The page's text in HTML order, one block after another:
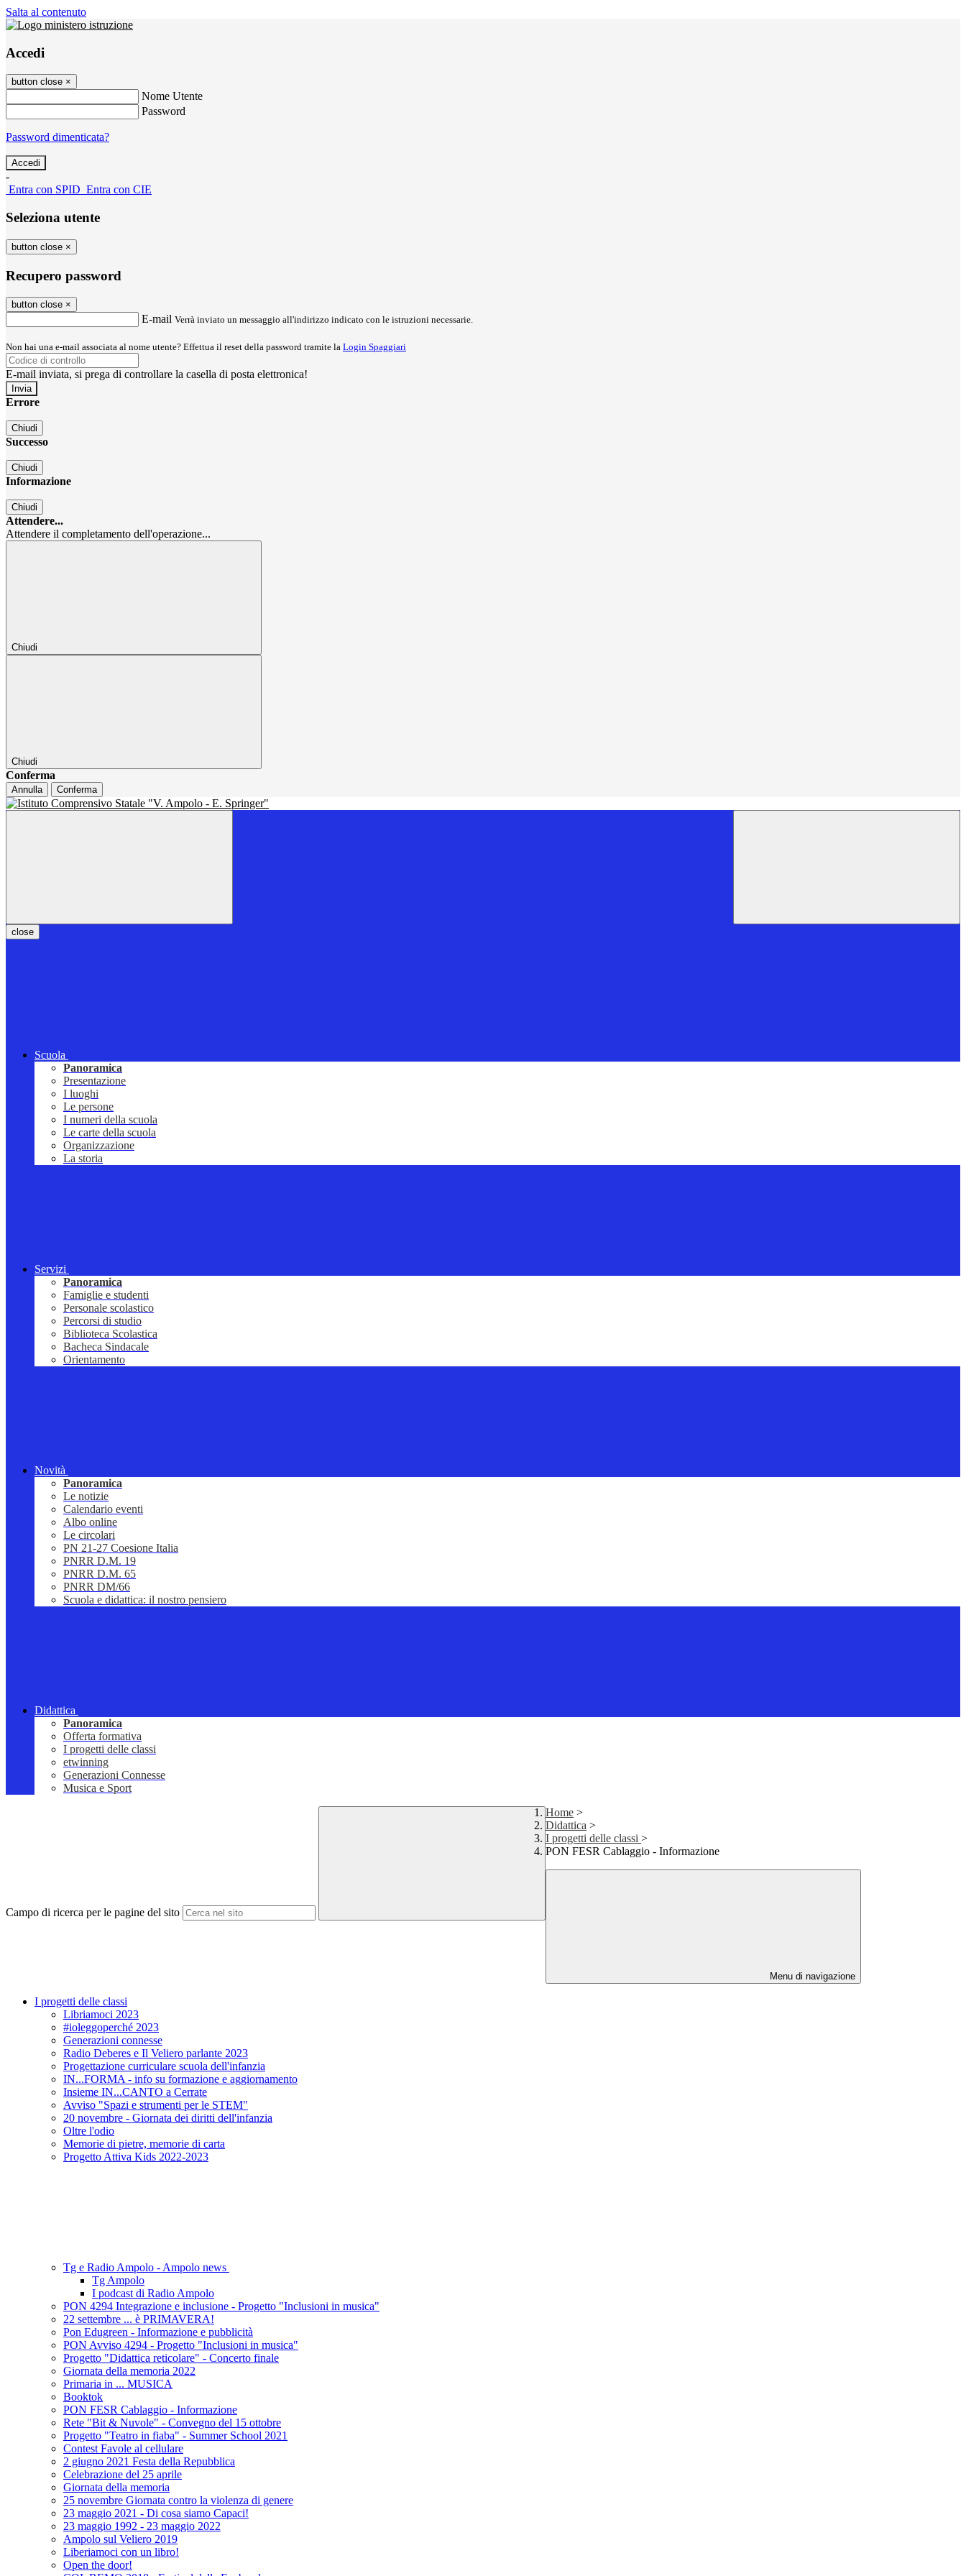
Salta al contenuto
Accedi
button close ×
Nome Utente
Password
Password dimenticata?
-
Entra con SPID Entra con CIE
Seleziona utente
button close ×
Recupero password
button close ×
E-mail Verrà inviato un messaggio all'indirizzo indicato con le istruzioni necessarie.
Non hai una e-mail associata al nome utente? Effettua il reset della password tramite la Login Spaggiari
E-mail inviata, si prega di controllare la casella di posta elettronica!
Errore
Chiudi
Successo
Chiudi
Informazione
Chiudi
Attendere...
Attendere il completamento dell'operazione...
Chiudi
Chiudi
Conferma
Annulla Conferma
close
Scuola
Panoramica
Presentazione
I luoghi
Le persone
I numeri della scuola
Le carte della scuola
Organizzazione
La storia
Servizi
Panoramica
Famiglie e studenti
Personale scolastico
Percorsi di studio
Biblioteca Scolastica
Bacheca Sindacale
Orientamento
Novità
Panoramica
Le notizie
Calendario eventi
Albo online
Le circolari
PN 21-27 Coesione Italia
PNRR D.M. 19
PNRR D.M. 65
PNRR DM/66
Scuola e didattica: il nostro pensiero
Didattica
Panoramica
Offerta formativa
I progetti delle classi
etwinning
Generazioni Connesse
Musica e Sport
Campo di ricerca per le pagine del sito
Home >
Didattica >
I progetti delle classi >
PON FESR Cablaggio - Informazione
Menu di navigazione
I progetti delle classi
Libriamoci 2023
#ioleggoperché 2023
Generazioni connesse
Radio Deberes e Il Veliero parlante 2023
Progettazione curriculare scuola dell'infanzia
IN...FORMA - info su formazione e aggiornamento
Insieme IN...CANTO a Cerrate
Avviso "Spazi e strumenti per le STEM"
20 novembre - Giornata dei diritti dell'infanzia
Oltre l'odio
Memorie di pietre, memorie di carta
Progetto Attiva Kids 2022-2023
Tg e Radio Ampolo - Ampolo news
Tg Ampolo
I podcast di Radio Ampolo
PON 4294 Integrazione e inclusione - Progetto "Inclusioni in musica"
22 settembre ... è PRIMAVERA!
Pon Edugreen - Informazione e pubblicità
PON Avviso 4294 - Progetto "Inclusioni in musica"
Progetto "Didattica reticolare" - Concerto finale
Giornata della memoria 2022
Primaria in ... MUSICA
Booktok
PON FESR Cablaggio - Informazione
Rete "Bit & Nuvole" - Convegno del 15 ottobre
Progetto "Teatro in fiaba" - Summer School 2021
Contest Favole al cellulare
2 giugno 2021 Festa della Repubblica
Celebrazione del 25 aprile
Giornata della memoria
25 novembre Giornata contro la violenza di genere
23 maggio 2021 - Di cosa siamo Capaci!
23 maggio 1992 - 23 maggio 2022
Ampolo sul Veliero 2019
Liberiamoci con un libro!
Open the door!